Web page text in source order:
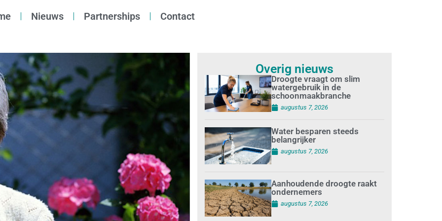
Nieuws Partnerships Contact
Overig nieuws
Droogte vraagt om slim
watergebruik in de
schoonmaakbranche
augustus 7, 2026
Water besparen steeds
belangrijker
augustus 7, 2026
Aanhoudende droogte raakt
ondernemers
augustus 7, 2026